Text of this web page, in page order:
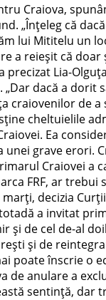
Craiova,
„Înţeleg că
lui Mititelu un
a reieşit că
Lia-
dacă a dorit
craiovenilor de
cheltuielile
Ea
grave erori.
Craiovei a
FRF, ar
decizia
a invitat
şi de cel de-al
şi de
poate înscrie o
de anulare a
sentinţă, dar